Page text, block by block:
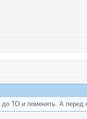
ТО и поменять. А